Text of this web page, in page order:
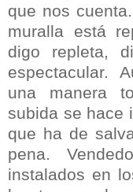
que nos
muralla está
digo repleta,
espectacular.
una manera
subida se hace
que ha de
pena.
instalados en